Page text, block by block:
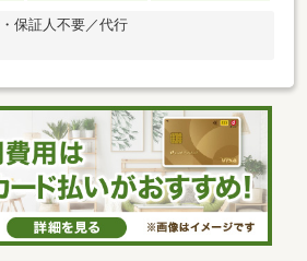
保証人不要／代行